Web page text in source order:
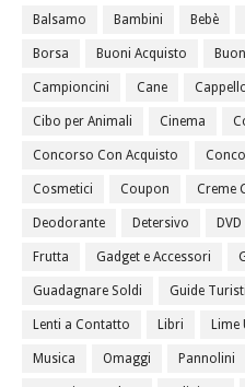
Balsamo Bambini Bebè
Borsa Buoni Acquisto
Campioncini Cane
Cibo per Animali Cinema
Concorso Con Acquisto
Cosmetici Coupon Creme
Deodorante Detersivo DVD
Frutta Gadget e Accessori
Guadagnare Soldi Guide
Lenti a Contatto Libri Lime
Musica Omaggi Pannolini